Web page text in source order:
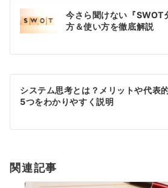
投
稿
ナ
ビ
ゲ
シ
ン
今さら聞けない『SWOT
方＆使い方を徹底解説
システム思考とは？メリットや代表
5つをわかりやすく説明
関連記事